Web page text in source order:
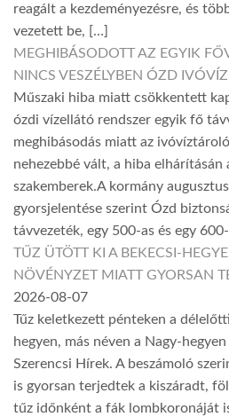
reagált a kezdeményezésre, és
vezetett be, […]
MEGHIBÁSODOTT AZ EGYIK
NINCS VESZÉLYBEN ÓZD
Műszaki hiba miatt csökkentett
ózdi vízellátó rendszer egyik fő
meghibásodás miatt az
nehezebbé vált, a hiba elhárításán
szakemberek.A kormány
gyorsjelentése szerint Ózd
távvezeték, egy 500-as és egy
TŰZ ÜTÖTT KI A BEKECSI-
NÖVÉNYZET MIATT GYORSAN
2026-08-07
Tűz keletkezett pénteken a
hegyen, más néven a Nagy-
Szerencsi Hírek. A beszámoló
is gyorsan terjedtek a kiszáradt,
tűz időnként a fák lombkoronáját